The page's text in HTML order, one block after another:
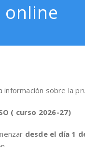
online
información sobre la
( curso 2026-27)
desde el día 1